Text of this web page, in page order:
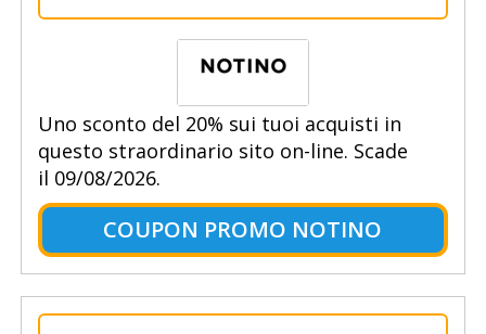
Uno sconto del 20% sui tuoi acquisti in
questo straordinario sito on-line. Scade
il 09/08/2026.
COUPON PROMO NOTINO